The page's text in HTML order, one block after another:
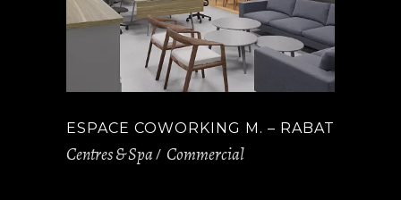
ESPACE COWORKING M. – RABAT
Centres & Spa Commercial